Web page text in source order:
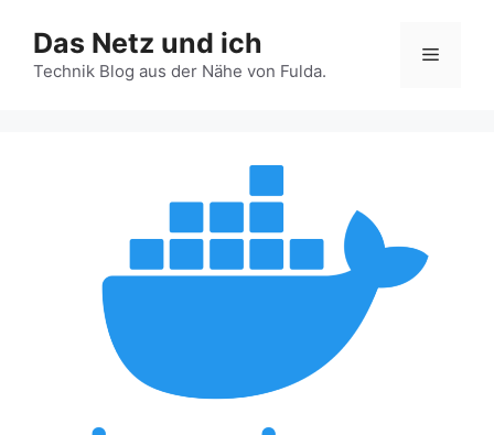
Inhalt
springen
Das Netz und ich
Technik Blog aus der Nähe von Fulda.
Menü